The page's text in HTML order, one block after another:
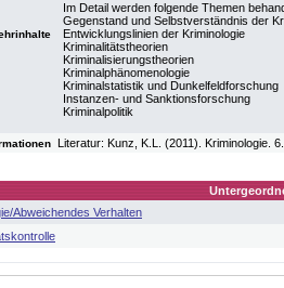
Im Detail werden folgende Themen
Gegenstand und Selbstverständnis der
Entwicklungslinien der Kriminologie
Kriminalitätstheorien
Kriminalisierungstheorien
Kriminalphänomenologie
Kriminalstatistik und Dunkelfeldforschung
Instanzen- und Sanktionsforschung
Kriminalpolitik
Literatur: Kunz, K.L. (2011). Kriminologie.
Abweichendes Verhalten